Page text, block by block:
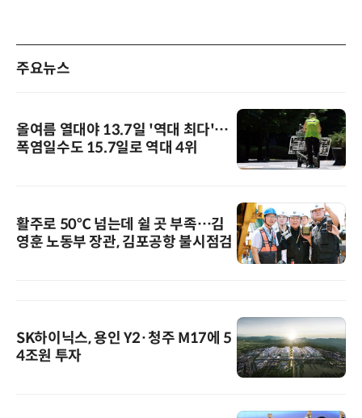
주요뉴스
올여름 열대야 13.7일 '역대 최다'…
폭염일수도 15.7일로 역대 4위
활주로 50℃ 넘는데 쉴 곳 부족…김
영훈 노동부 장관, 김포공항 불시점검
SK하이닉스, 용인 Y2·청주 M17에 5
4조원 투자